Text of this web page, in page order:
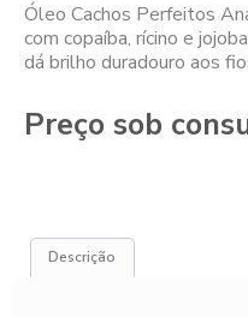
Óleo Cachos Perfeitos
com copaíba, rícino e
dá brilho duradouro aos
Preço sob
Descrição